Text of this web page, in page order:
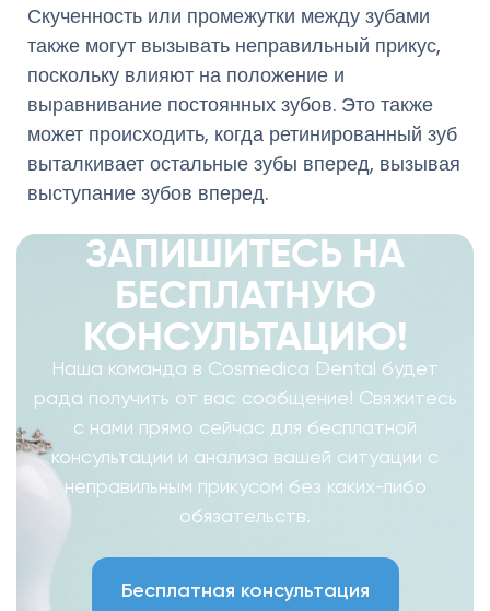
Скученность или промежутки между зубами
также могут вызывать неправильный прикус,
поскольку влияют на положение и
выравнивание постоянных зубов. Это также
может происходить, когда ретинированный зуб
выталкивает остальные зубы вперед, вызывая
выступание зубов вперед.
ЗАПИШИТЕСЬ НА
БЕСПЛАТНУЮ
КОНСУЛЬТАЦИЮ!
Наша команда в Cosmedica Dental будет
рада получить от вас сообщение! Свяжитесь
с нами прямо сейчас для бесплатной
консультации и анализа вашей ситуации с
неправильным прикусом без каких-либо
обязательств.
Бесплатная консультация